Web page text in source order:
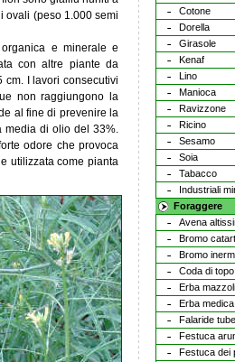
ovali (peso 1.000 semi
e minerale e
con altre piante da
cm. I lavori consecutivi
non raggiungono la
al fine di prevenire la
media di olio del 33%.
odore che provoca
utilizzata come pianta
Cotone
Dorella
Girasole
Kenaf
Lino
Manioca
Ravizzone
Ricino
Sesamo
Soia
Tabacco
Industriali
Foraggere
Avena
Bromo
Bromo
Coda di topo
Erba
Erba medica
Falaride
Festuca
Festuca dei